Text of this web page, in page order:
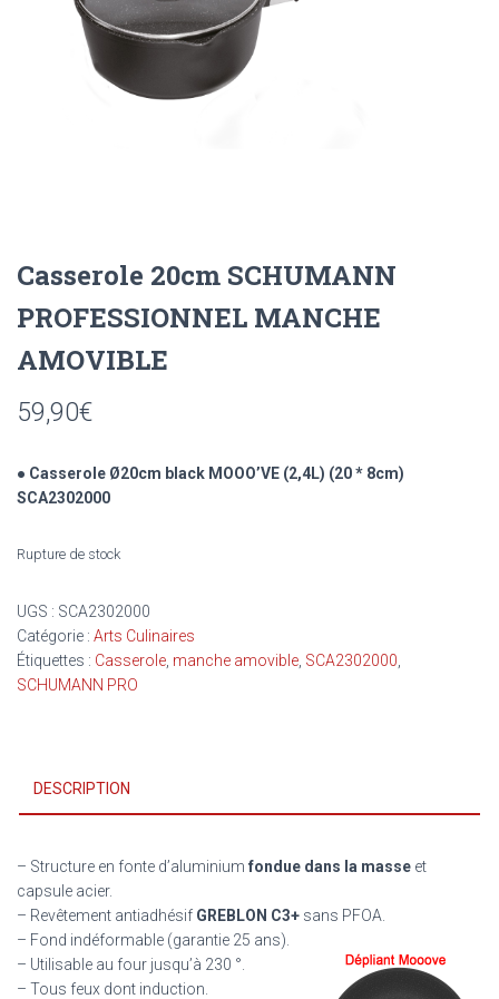
Casserole 20cm SCHUMANN
PROFESSIONNEL MANCHE
AMOVIBLE
59,90€
● Casserole Ø20cm black MOOO’VE (2,4L) (20 * 8cm)
SCA2302000
Rupture de stock
UGS : SCA2302000
Catégorie : Arts Culinaires
Étiquettes : Casserole manche amovible SCA2302000
SCHUMANN PRO
DESCRIPTION
– Structure en fonte d’aluminium fondue dans la masse et
capsule acier.
– Revêtement antiadhésif GREBLON C3+ sans PFOA.
– Fond indéformable (garantie 25 ans).
– Utilisable au four jusqu’à 230 °.
– Tous feux dont induction.